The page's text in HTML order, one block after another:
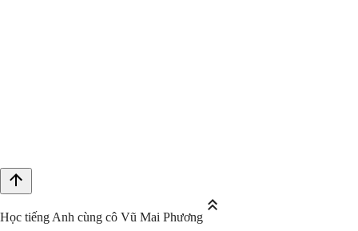
Học tiếng Anh cùng cô Vũ Mai Phương